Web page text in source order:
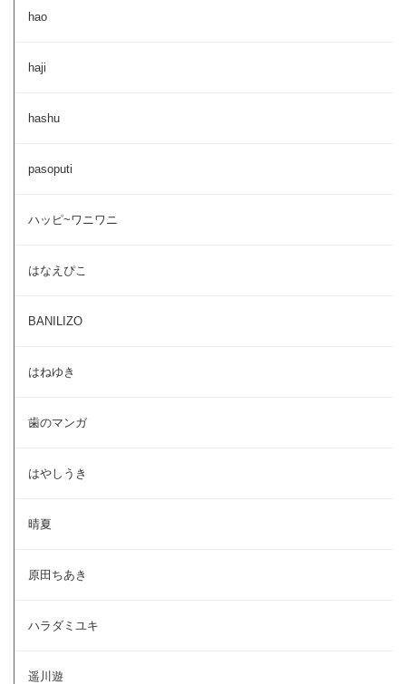
hao
haji
hashu
pasoputi
ハッピ~ワニワニ
はなえぴこ
BANILIZO
はねゆき
歯のマンガ
はやしうき
晴夏
原田ちあき
ハラダミユキ
遥川遊